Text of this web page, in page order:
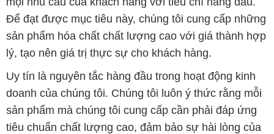
Để đạt được mục tiêu này, chúng tôi cung cấp những
sản phẩm hóa chất chất lượng cao với giá thành hợp
lý, tạo nên giá trị thực sự cho khách hàng.
Uy tín là nguyên tắc hàng đầu trong hoạt động kinh
doanh của chúng tôi. Chúng tôi luôn ý thức rằng mỗi
sản phẩm mà chúng tôi cung cấp cần phải đáp ứng
tiêu chuẩn chất lượng cao, đảm bảo sự hài lòng của